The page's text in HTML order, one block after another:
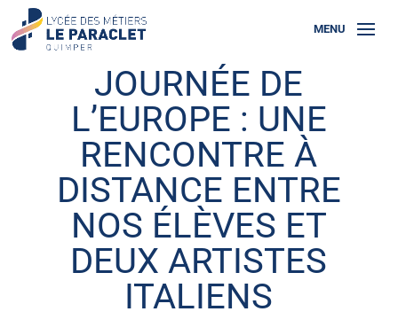
JOURNÉE DE
L’EUROPE : UNE
RENCONTRE À
DISTANCE ENTRE
NOS ÉLÈVES ET
DEUX ARTISTES
ITALIENS